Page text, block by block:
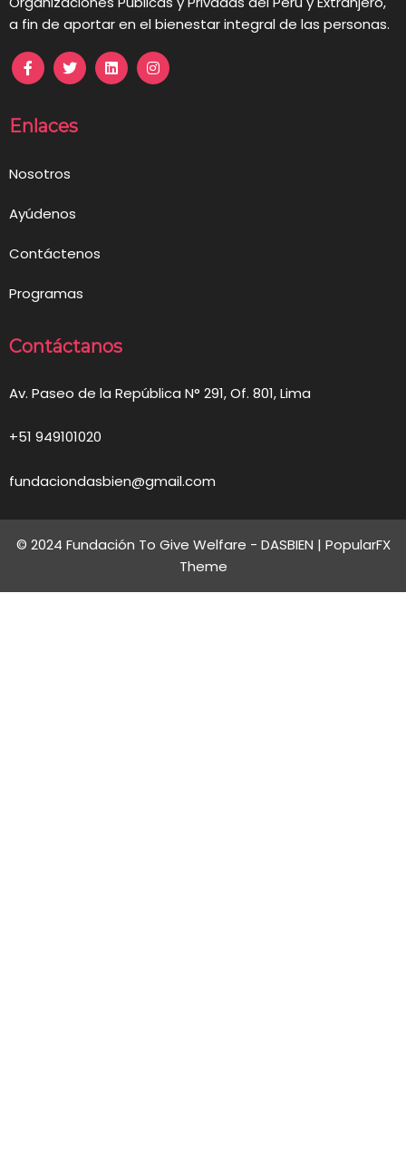
a fin de aportar en el bienestar integral de las personas.
Enlaces
Nosotros
Ayúdenos
Contáctenos
Programas
Contáctanos
Av. Paseo de la República N° 291, Of. 801, Lima
+51 949101020
fundaciondasbien@gmail.com
© 2024 Fundación To Give Welfare - DASBIEN | PopularFX
Theme